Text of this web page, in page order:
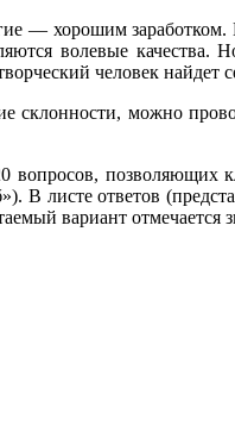
— хорошим заработком.
волевые
человек найдет
можно
вопросов,
В листе ответов
вариант отмечается